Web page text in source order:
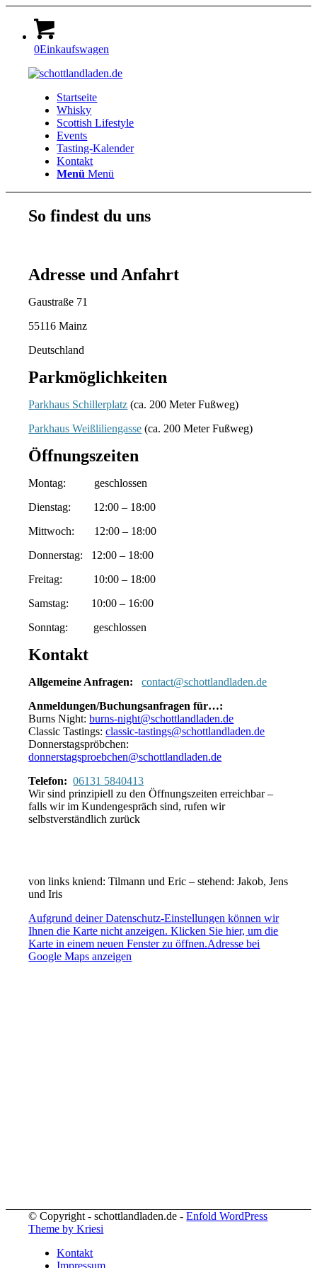
0Einkaufswagen
Startseite
Whisky
Scottish Lifestyle
Events
Tasting-Kalender
Kontakt
Menü Menü
So findest du uns
Adresse und Anfahrt
Gaustraße 71
55116 Mainz
Deutschland
Parkmöglichkeiten
Parkhaus Schillerplatz (ca. 200 Meter Fußweg)
Parkhaus Weißliliengasse (ca. 200 Meter Fußweg)
Öffnungszeiten
Montag: geschlossen
Dienstag: 12:00 – 18:00
Mittwoch: 12:00 – 18:00
Donnerstag: 12:00 – 18:00
Freitag: 10:00 – 18:00
Samstag: 10:00 – 16:00
Sonntag: geschlossen
Kontakt
Allgemeine Anfragen:
contact@schottlandladen.de
Anmeldungen/Buchungsanfragen für…:
Burns Night:burns-night@schottlandladen.de
Classic Tastings:classic-tastings@schottlandladen.de
Donnerstagspröbchen:
donnerstagsproebchen@schottlandladen.de
Telefon: 06131 5840413
Wir sind prinzipiell zu den Öffnungszeiten erreichbar –
falls wir im Kundengespräch sind, rufen wir
selbstverständlich zurück
von links kniend: Tilmann und Eric – stehend: Jakob, Jens
und Iris
Aufgrund deiner Datenschutz-Einstellungen können wir
Ihnen die Karte nicht anzeigen. Klicken Sie hier, um die
Karte in einem neuen Fenster zu öffnen.Adresse bei
Google Maps anzeigen
© Copyright - schottlandladen.de -Enfold WordPress
Theme by Kriesi
Kontakt
Impressum